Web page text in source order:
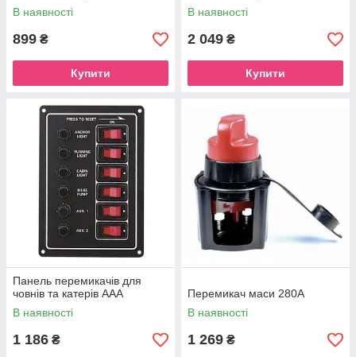
В наявності
899 ₴
Купити
В наявності
2 049 ₴
Купити
Панель перемикачів для
човнів та катерів AAA
В наявності
1 186 ₴
Перемикач маси 280A
В наявності
1 269 ₴